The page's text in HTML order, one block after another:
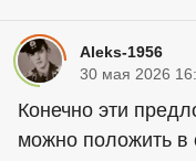
Aleks-1956
30 мая 2026
Конечно эти
можно положить в